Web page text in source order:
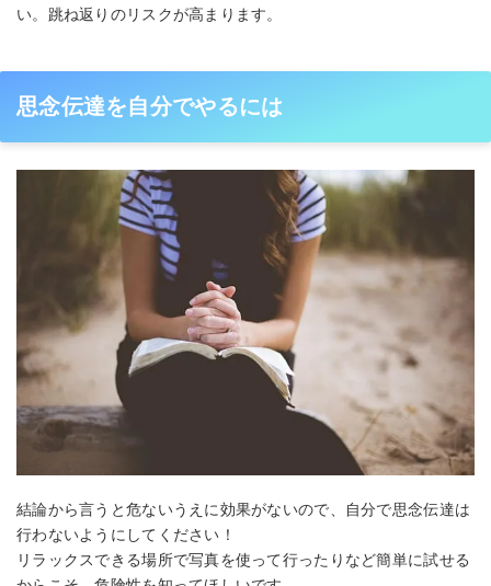
い。跳ね返りのリスクが高まります。
思念伝達を自分でやるには
結論から言うと危ないうえに効果がないので、自分で思念伝達は
行わないようにしてください！
リラックスできる場所で写真を使って行ったりなど簡単に試せる